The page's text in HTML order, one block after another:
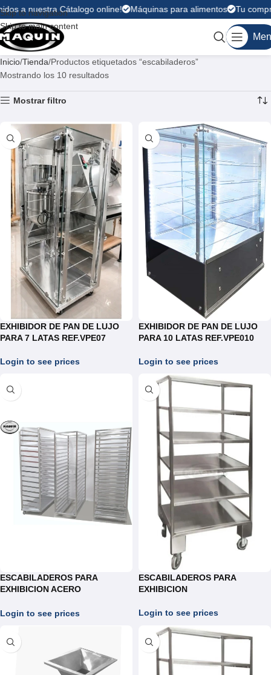
Skip to navigation
Skip to main content
a nuestra Cátalogo online! Máquinas para alimentos Tu
Inicio Tienda Productos etiquetados “escabiladeros”
Mostrando los 10 resultados
Mostrar filtro
EXHIBIDOR DE PAN DE LUJO
PARA 7 LATAS REF.VPE07
Login to see prices
EXHIBIDOR DE PAN DE LUJO
PARA 10 LATAS REF.VPE010
Login to see prices
ESCABILADEROS PARA
EXHIBICION ACERO
Login to see prices
ESCABILADEROS PARA
EXHIBICION
Login to see prices